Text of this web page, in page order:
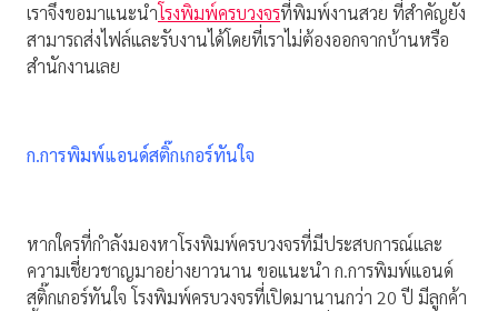
เราจึงขอมาแนะนำโรงพิมพ์ครบวงจรที่พิมพ์งานสวย ที่สำคัญยัง
สามารถส่งไฟล์และรับงานได้โดยที่เราไม่ต้องออกจากบ้านหรือ
สำนักงานเลย
ก.การพิมพ์แอนด์สติ๊กเกอร์ทันใจ
หากใครที่กำลังมองหาโรงพิมพ์ครบวงจรที่มีประสบการณ์และ
ความเชี่ยวชาญมาอย่างยาวนาน ขอแนะนำ ก.การพิมพ์แอนด์
สติ๊กเกอร์ทันใจ โรงพิมพ์ครบวงจรที่เปิดมานานกว่า 20 ปี มีลูกค้า